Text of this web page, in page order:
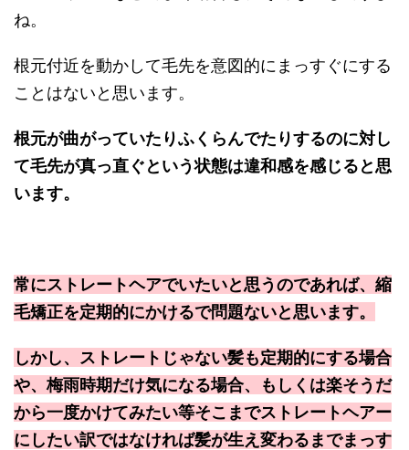
ね。
根元付近を動かして毛先を意図的にまっすぐにする
ことはないと思います。
根元が曲がっていたりふくらんでたりするのに対し
て毛先が真っ直ぐという状態は違和感を感じると思
います。
常にストレートヘアでいたいと思うのであれば、縮
毛矯正を定期的にかけるで問題ないと思います。
しかし、ストレートじゃない髪も定期的にする場合
や、梅雨時期だけ気になる場合、もしくは楽そうだ
から一度かけてみたい等そこまでストレートヘアー
にしたい訳ではなければ髪が生え変わるまでまっす